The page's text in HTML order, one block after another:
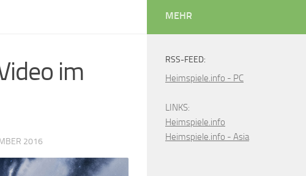
im
2016
MEHR
RSS-FEED:
Heimspiele.info - PC
LINKS:
Heimspiele.info
Heimspiele.info - Asia